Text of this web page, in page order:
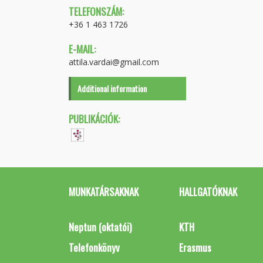
TELEFONSZÁM:
+36 1 463 1726
E-MAIL:
attila.vardai@gmail.com
Additional information
PUBLIKÁCIÓK:
MUNKATÁRSAKNAK
Neptun (oktatói)
Telefonkönyv
HALLGATÓKNAK
KTH
Erasmus